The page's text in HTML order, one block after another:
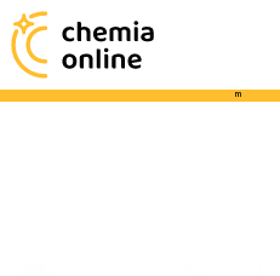
Udanego weekendu!
m